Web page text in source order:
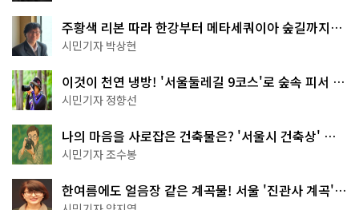
주황색 리본 따라 한강부터 메타세쿼이아 숲길까지…
서울둘레길 15코스
시민기자 박상현
이것이 천연 냉방! '서울둘레길 9코스'로 숲속 피서 떠
나볼까
시민기자 정향선
나의 마음을 사로잡은 건축물은? '서울시 건축상' 수
상작 공개!
시민기자 조수봉
한여름에도 얼음장 같은 계곡물! 서울 '진관사 계곡'이
천국이네~